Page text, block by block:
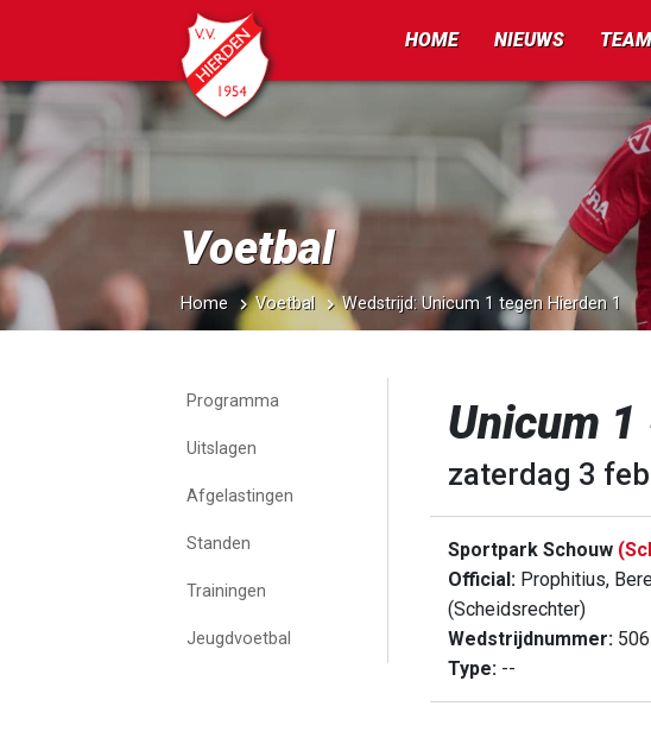
HOME NIEUWS
Voetbal
Home Voetbal Wedstrijd: Unicum 1 tegen Hierden 1
Programma
Uitslagen
Afgelastingen
Standen
Trainingen
Jeugdvoetbal
Unicum 1
zaterdag 3
Sportpark Schouw
Official: Prophitius,
(Scheidsrechter)
Wedstrijdnummer:
Type: --